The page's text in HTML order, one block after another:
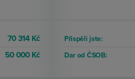
70 314 Kč
50 000 Kč
Přispěli jste:
Dar od ČSOB: